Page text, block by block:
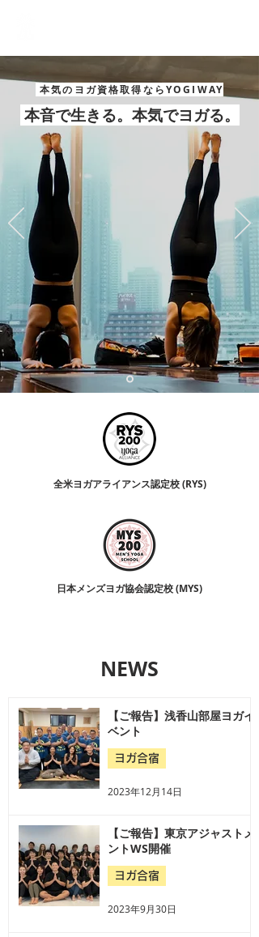
​ 本気の ヨガ資格取得ならYOGIWAY
本音で生きる。本気でヨガる。
全米ヨガアライアンス認定校 (RYS)
​日本メンズヨガ協会認定校 (MYS)
NEWS
【ご報告】浅香山部屋ヨガイ
ベント
ヨガ合宿
2023年12月14日
【ご報告】東京アジャストメ
ントWS開催
ヨガ合宿
2023年9月30日